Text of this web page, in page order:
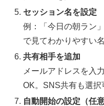
セッション名を設定
例：「今日の朝ラン
で見てわかりやすい
共有相手を追加
メールアドレスを入
OK。SNS共有も選択
自動開始の設定（任意